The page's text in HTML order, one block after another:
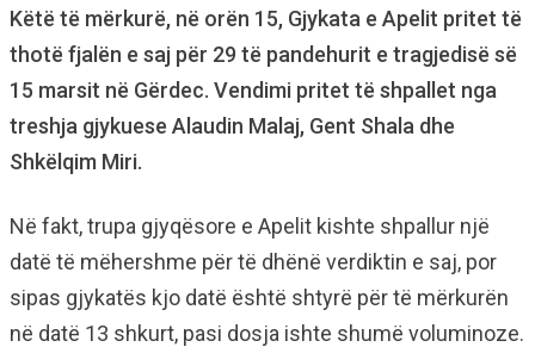
Këtë të mërkurë, në orën 15, Gjykata e Apelit pritet të
thotë fjalën e saj për 29 të pandehurit e tragjedisë së
15 marsit në Gërdec. Vendimi pritet të shpallet nga
treshja gjykuese Alaudin Malaj, Gent Shala dhe
Shkëlqim Miri.
Në fakt, trupa gjyqësore e Apelit kishte shpallur një
datë të mëhershme për të dhënë verdiktin e saj, por
sipas gjykatës kjo datë është shtyrë për të mërkurën
në datë 13 shkurt, pasi dosja ishte shumë voluminoze.